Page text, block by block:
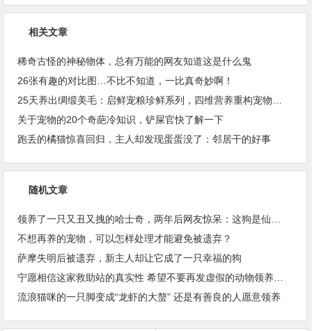
相关文章
稀奇古怪的神秘物体，总有万能的网友知道这是什么鬼
26张有趣的对比图…不比不知道，一比真奇妙啊！
关于宠物的20个奇葩冷知识，铲屎官快了解一下
跑丢的橘猫惊喜回归，主人却发现蛋蛋没了：邻居干的好事
随机文章
不想再养的宠物，可以怎样处理才能避免被遗弃？
萨摩失明后被遗弃，新主人却让它成了一只幸福的狗
流浪猫咪的一只脚变成“龙虾的大螯” 还是有善良的人愿意领养